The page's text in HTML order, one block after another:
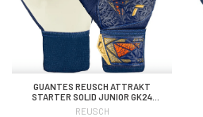
GUANTES REUSCH ATTRAKT
STARTER SOLID JUNIOR GK24
(AZULINO/DORADO/BLANCO
REUSCH